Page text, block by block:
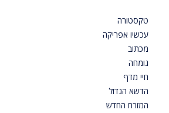
טקסטורה
עכשיו אפריקה
מכתוב
גומחה
חיי מדף
הדשא הגדול
המזרח החדש